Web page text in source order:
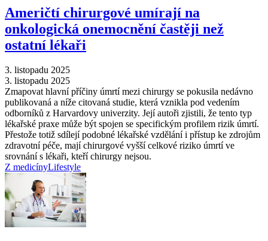
Američtí chirurgové umírají na
onkologická onemocnění častěji než
ostatní lékaři
3. listopadu 2025
3. listopadu 2025
Zmapovat hlavní příčiny úmrtí mezi chirurgy se pokusila nedávno
publikovaná a níže citovaná studie, která vznikla pod vedením
odborníků z Harvardovy univerzity. Její autoři zjistili, že tento typ
lékařské praxe může být spojen se specifickým profilem rizik úmrtí.
Přestože totiž sdílejí podobné lékařské vzdělání i přístup ke zdrojům
zdravotní péče, mají chirurgové vyšší celkové riziko úmrtí ve
srovnání s lékaři, kteří chirurgy nejsou.
Z medicínyLifestyle